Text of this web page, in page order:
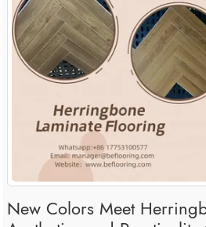
New Colors Meet